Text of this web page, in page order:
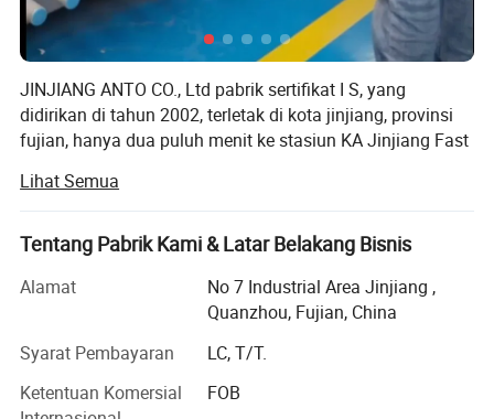
JINJIANG ANTO CO., Ltd pabrik sertifikat I S, yang
didirikan di tahun 2002, terletak di kota jinjiang, provinsi
fujian, hanya dua puluh menit ke stasiun KA Jinjiang Fast
pencurian adalah produsen dan pengekspor popok bayi,
pembuat bayi, popok, pembalut wanita, pembalut wanita,
panty liner, popok dewasa, tisu bayi dan bahan mentah
Perseroan memiliki peralatan produksi mutakhir, pegawai
profesional dan operator laboratorium. Karena itu, kami
menghargai kualitas produk-produk kami yang memiliki
kontrol kualitas yang ketat dari pengadaan bahan-bahan
Lihat Semua
Tentang Pabrik Kami & Latar Belakang Bisnis
Alamat
No 7 Industrial Area Jinjiang ,
Quanzhou, Fujian, China
Syarat Pembayaran
LC, T/T.
Ketentuan Komersial
FOB